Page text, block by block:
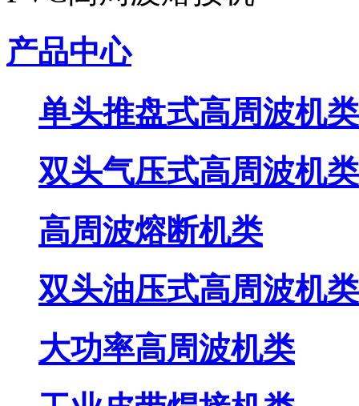
产品中心
单头推盘式高周波机类
双头气压式高周波机类
高周波熔断机类
双头油压式高周波机类
大功率高周波机类